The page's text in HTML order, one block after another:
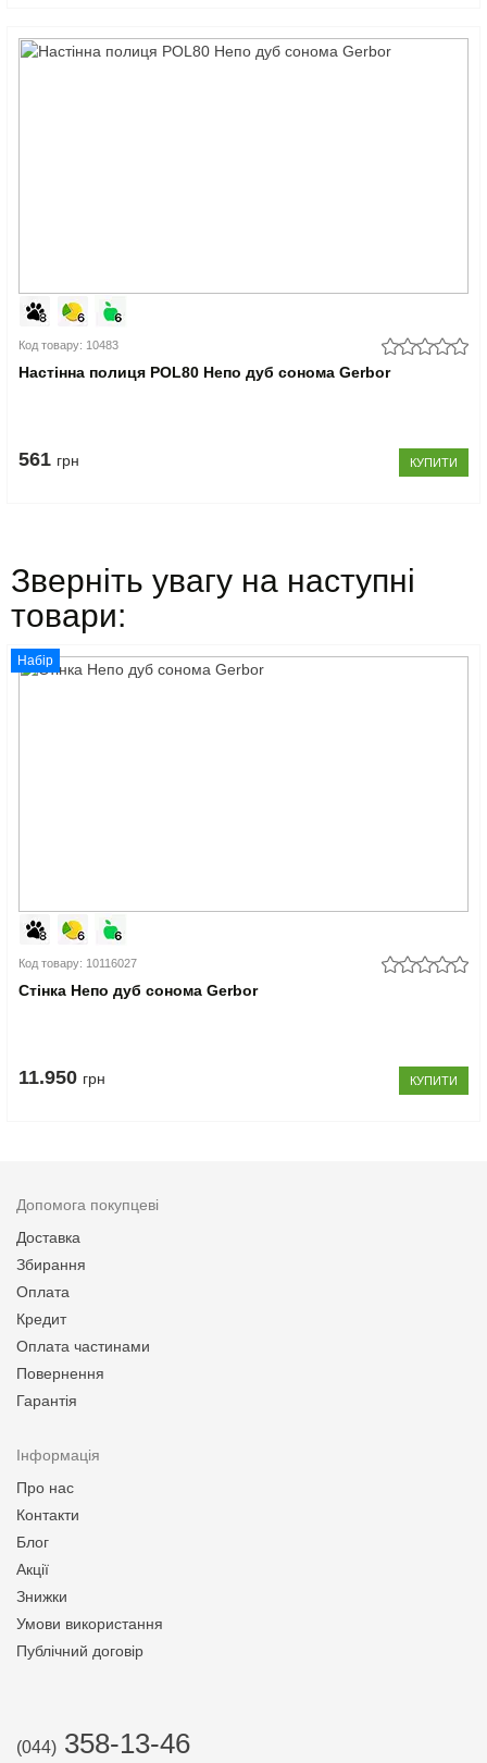
Код товару: 10483
Настінна полиця POL80 Непо дуб сонома Gerbor
561 грн КУПИТИ
Зверніть увагу на наступні
товари:
Набір
Код товару: 10116027
Cтінка Непо дуб сонома Gerbor
11.950 грн КУПИТИ
Допомога покупцеві
Доставка
Збирання
Оплата
Кредит
Оплата частинами
Повернення
Гарантія
Інформація
Про нас
Контакти
Блог
Акції
Знижки
Умови використання
Публічний договір
(044) 358-13-46